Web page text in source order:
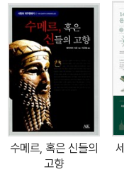
ssassins)』, 『무슬림
urope)』, 『이슬람의 정
m)』, 『중동의 인종과
East)』, 『문화 갈등
대부분 아랍어, 페르시아
이상의 언어로 번역되었
수메르, 혹은 신들의
고향